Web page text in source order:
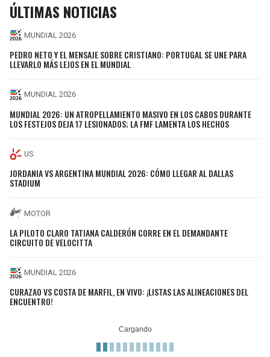
ÚLTIMAS NOTICIAS
MUNDIAL 2026
PEDRO NETO Y EL MENSAJE SOBRE CRISTIANO: PORTUGAL SE UNE PARA
LLEVARLO MÁS LEJOS EN EL MUNDIAL
MUNDIAL 2026
MUNDIAL 2026: UN ATROPELLAMIENTO MASIVO EN LOS CABOS DURANTE
LOS FESTEJOS DEJA 17 LESIONADOS; LA FMF LAMENTA LOS HECHOS
US
JORDANIA VS ARGENTINA MUNDIAL 2026: CÓMO LLEGAR AL DALLAS
STADIUM
MOTOR
LA PILOTO CLARO TATIANA CALDERÓN CORRE EN EL DEMANDANTE
CIRCUITO DE VELOCITTA
MUNDIAL 2026
CURAZAO VS COSTA DE MARFIL, EN VIVO: ¡LISTAS LAS ALINEACIONES DEL
ENCUENTRO!